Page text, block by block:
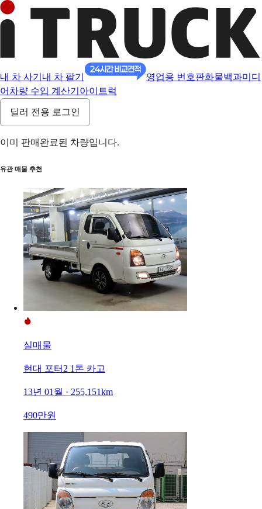
내 차 사기 내 차 팔기 영업용 번호판화물백과미디
어 차량 수입 계산기 아이트럭
딜러 전용 로그인
이미 판매완료된 차량입니다.
유관 매물 추천
실매물
현대 포터2 1톤 카고
13년 01월 · 255,151km
490만원